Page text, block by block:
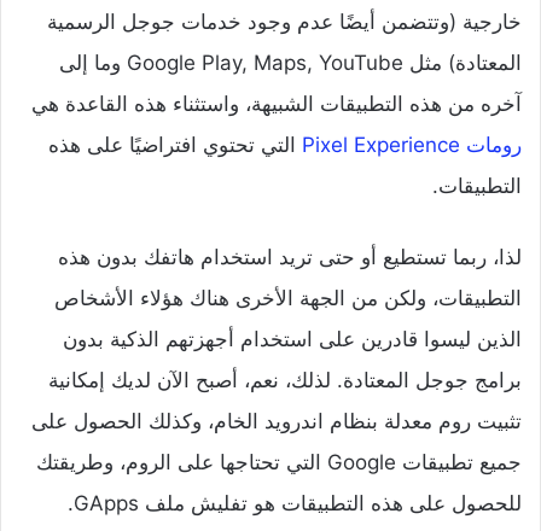
خارجية (وتتضمن أيضًا عدم وجود خدمات جوجل الرسمية
المعتادة) مثل Google Play, Maps, YouTube وما إلى
آخره من هذه التطبيقات الشبيهة، واستثناء هذه القاعدة هي
رومات Pixel Experience
التي تحتوي افتراضيًا على هذه
التطبيقات.
لذا، ربما تستطيع أو حتى تريد استخدام هاتفك بدون هذه
التطبيقات، ولكن من الجهة الأخرى هناك هؤلاء الأشخاص
الذين ليسوا قادرين على استخدام أجهزتهم الذكية بدون
برامج جوجل المعتادة. لذلك، نعم، أصبح الآن لديك إمكانية
تثبيت روم معدلة بنظام اندرويد الخام، وكذلك الحصول على
جميع تطبيقات Google التي تحتاجها على الروم، وطريقتك
للحصول على هذه التطبيقات هو تفليش ملف GApps.